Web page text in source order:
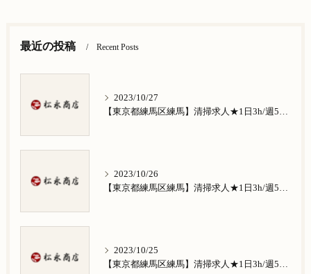
最近の投稿 Recent Posts
2023/10/27
【東京都練馬区練馬】清掃求人★1日3h/週5日/祝日お休み★谷原在住の方歓迎
2023/10/26
【東京都練馬区練馬】清掃求人★1日3h/週5日/祝日お休み★南田中在住の方歓迎
2023/10/25
【東京都練馬区練馬】清掃求人★1日3h/週5日/祝日お休み★南大泉在住の方歓迎